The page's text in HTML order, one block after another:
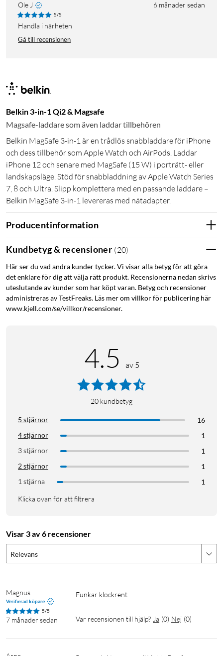
Ole J 6 månader sedan
5/5
Handla i närheten
Gå till recensionen
Belkin 3-in-1 Qi2 & Magsafe
Magsafe-laddare som även laddar tillbehören
Belkin MagSafe 3-in-1 är en trådlös snabbladdare för iPhone
och dess tillbehör som Apple Watch och AirPods. Laddar
iPhone 12 och senare med MagSafe (15 W) i porträtt- eller
landskapsläge. Stöd för snabbladdning av Apple Watch Series
7, 8 och Ultra. Slipp komplettera med en passande laddare –
Belkin MagSafe 3-in-1 levereras med nätadapter.
Producentinformation
Kundbetyg & recensioner (20)
Här ser du vad andra kunder tycker. Vi visar alla betyg för att göra
det enklare för dig att välja rätt produkt. Recensionerna nedan skrivs
uteslutande av kunder som har köpt varan. Betyg och recensioner
administreras av TestFreaks. Läs mer om villkor för publicering här
www.kjell.com/se/villkor/recensioner.
4.5 av 5
20 kundbetyg
5 stjärnor
16
4 stjärnor
1
3 stjärnor
1
2 stjärnor
1
1 stjärna
1
Klicka ovan för att filtrera
Visar 3 av 6 recensioner
Relevans
Magnus
Verifierad köpare
5/5
7 månader sedan
Funkar klockrent
Var recensionen till hjälp? Ja (0) Nej (0)